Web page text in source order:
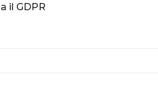
il GDPR